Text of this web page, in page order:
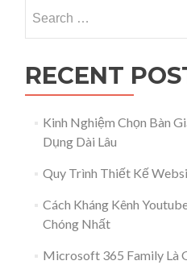
RECENT
Kinh Nghiệm Chọn Bàn
Dụng Dài Lâu
Quy Trình Thiết Kế
Cách Kháng Kênh
Chóng Nhất
Microsoft 365 Family Là